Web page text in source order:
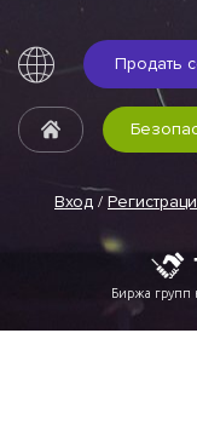
Продать
Вход /
Биржа групп